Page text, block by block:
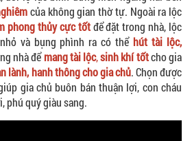
của không gian thờ tự. Ngoài ra lộc
phong thủy cực tốtđể đặt trong nhà, lộc
và bụng phình ra có thểhút tài lộc,
nhà đểmang tài lộc,sinh khí tốtcho gia
lành, hanh thông cho gia chủ. Chọn được
gia chủ buôn bán thuận lợi, con cháu
phú quý giàu sang.